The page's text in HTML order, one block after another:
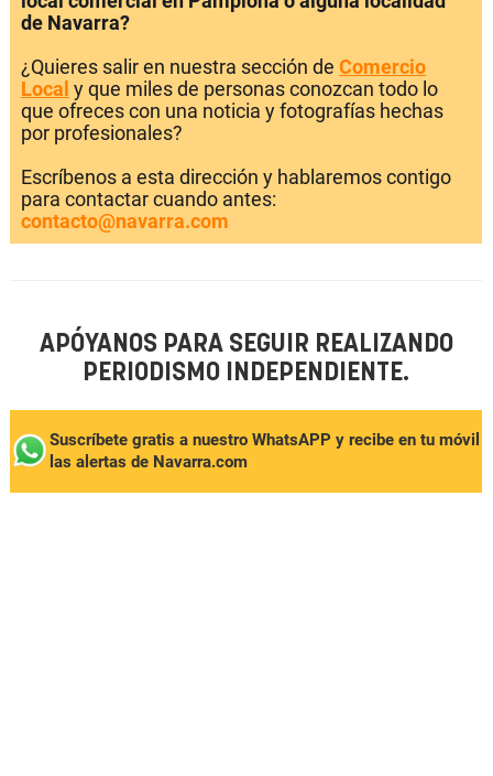
de Navarra?
¿Quieres salir en nuestra sección de Comercio
Local y que miles de personas conozcan todo lo
que ofreces con una noticia y fotografías hechas
por profesionales?
Escríbenos a esta dirección y hablaremos contigo
para contactar cuando antes:
contacto@navarra.com
APÓYANOS PARA SEGUIR REALIZANDO
PERIODISMO INDEPENDIENTE.
Suscríbete gratis a nuestro WhatsAPP y recibe en tu móvil
las alertas de Navarra.com